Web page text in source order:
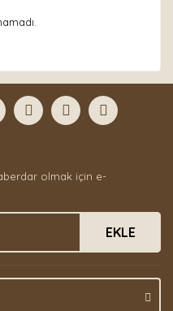
olmak için e-
EKLE